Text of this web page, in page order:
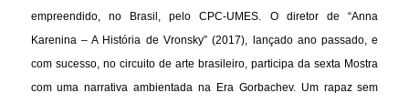
empreendido, no Brasil, pelo CPC-UMES. O diretor de “Anna
Karenina – A História de Vronsky” (2017), lançado ano passado, e
com sucesso, no circuito de arte brasileiro, participa da sexta Mostra
com uma narrativa ambientada na Era Gorbachev. Um rapaz sem